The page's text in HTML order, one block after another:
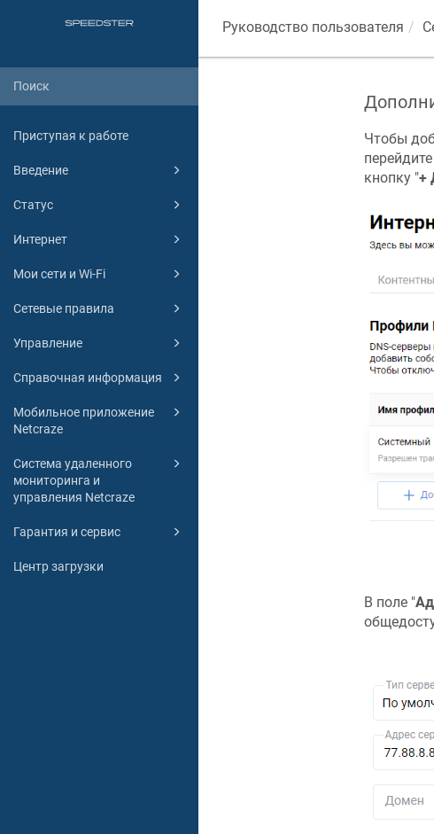
Приступая к работе
Введение
Статус
Интернет
Мои сети и Wi-Fi
Сетевые правила
Управление
Справочная информация
Мобильное приложение
Netcraze
Система удаленного
мониторинга и
управления Netcraze
Гарантия и сервис
Центр загрузки
Руководство пользователя
Чтобы
кнопку "+
В поле "